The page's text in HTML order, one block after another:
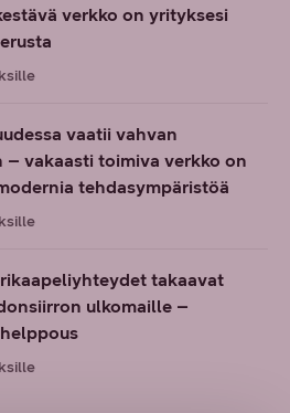
verkko on yrityksesi
vaatii vahvan
– vakaasti toimiva verkko on
tehdasympäristöä
takaavat
ulkomaille –